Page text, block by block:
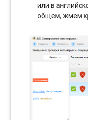
или в
общем, жмем